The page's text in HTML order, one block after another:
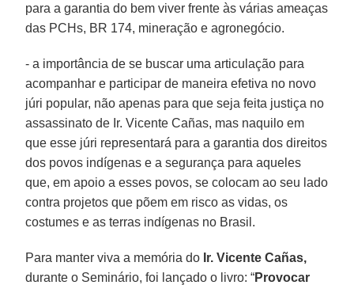
para a garantia do bem viver frente às várias ameaças
das PCHs, BR 174, mineração e agronegócio.
- a importância de se buscar uma articulação para
acompanhar e participar de maneira efetiva no novo
júri popular, não apenas para que seja feita justiça no
assassinato de Ir. Vicente Cañas, mas naquilo em
que esse júri representará para a garantia dos direitos
dos povos indígenas e a segurança para aqueles
que, em apoio a esses povos, se colocam ao seu lado
contra projetos que põem em risco as vidas, os
costumes e as terras indígenas no Brasil.
Para manter viva a memória do Ir. Vicente Cañas,
durante o Seminário, foi lançado o livro: “Provocar